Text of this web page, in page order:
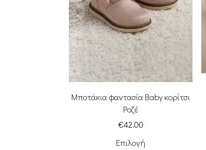
Μποτάκια φαντασία Baby κορίτσι
Ροζέ
€42.00
Επιλογή